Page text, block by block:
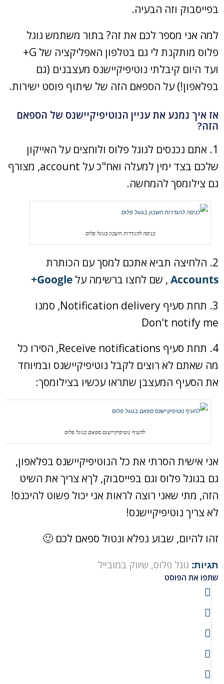
בפייסבוק וזה הבעיה.
למה אני מספר לכם את זה? בתור משתמש גוגל
פלוס מותקנת לי גם בטלפון האפליקציה של G+
ועד היום קיבלתי נוטיפיקיישנס מעצבנים (גם
בפלאפון!) על הספאם הזה של שיתוף פוסט ישירות.
אז איך נמנע את עניין הנוטיפיקיישנס של הספאם
הזה?
1. אתם נכנסים לגוגל פלוס ולוחצים על האייקון
שלכם בצד ימין למעלה ואח"כ על account, מצורף
גם צילומסך להמחשה.
כניסה להגדרות חשבון בגוגל פלוס
2. הלחיצה תביא אתכם למסך עם הכותרת
Accounts , שם לחצו ברשימה עלGoogle+
3. תחת סעיף Notification delivery, סמנו
Don't notify me
4. תחת סעיף Receive notifications, הסירו כל
מה שאתם לא רוצים לקבל נוטיפיקיישנס ובמיוחד
את הסעיף המעצבן שתראו עכשיו בצילומסך:
להעיף נוטיפיקיישנס ספאם בגוגל פלוס
אני אישית הסרתי את כל הנוטיפיקיישנס בפלאפון,
גם בגוגל פלוס וגם בפייסבוק, לךא צריך את השיט
הזה, מתי שאני רוצה לראות אני יכול פשוט להיכנס!
לא צריך נוטיפיקיישנס!
זהו להיום, שבוע נפלא ונטול ספאם לכם 🙂
תגיות: גוגל פלוס,שיווק במובייל
שתפו את הפוסט